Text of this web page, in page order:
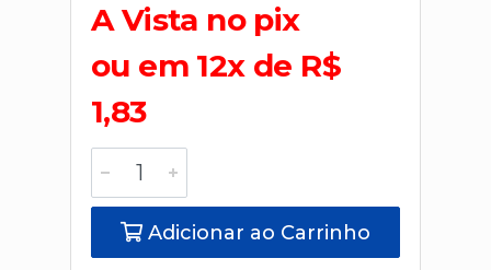
A Vista no pix
ou em 12x de R$
1,83
Adicionar ao Carrinho